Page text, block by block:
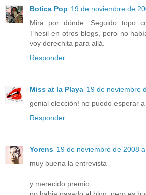
Botica Pop 19 de noviembre de
Mira por dónde. Seguido topo
Thesil en otros blogs, pero no
voy derechita para allá.
Responder
Miss at la Playa 19 de noviembre
genial elección! no puedo esperar
Responder
Yorens 19 de noviembre de 2008
muy buena la entrevista
y merecido premio